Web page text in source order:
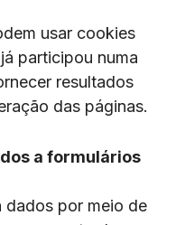
usar cookies
participou numa
resultados
das páginas.
a formulários
dados por meio de